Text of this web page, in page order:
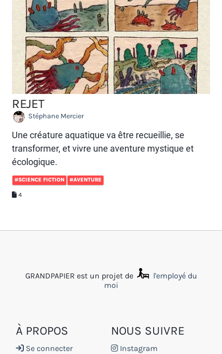
REJET
Stéphane Mercier
Une créature aquatique va être recueillie, se
transformer, et vivre une aventure mystique et
écologique.
#SCIENCE FICTION #AVENTURE
4
GRANDPAPIER est un projet de
l'employé du
moi
À PROPOS
Se connecter
NOUS SUIVRE
Instagram